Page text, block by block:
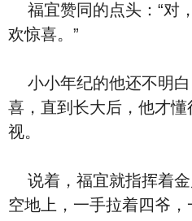
福宜赞同的点头：“对
欢惊喜。”
小小年纪的他还不明白
喜，直到长大后，他才
视。
说着，福宜就指挥着金
空地上，一手拉着四爷